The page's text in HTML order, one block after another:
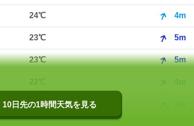
24℃ 4m
23℃ 5m
23℃ 5m
4m
22℃
10日先の1時間天気を見る